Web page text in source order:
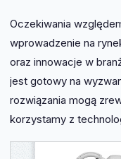
Oczekiwania
wprowadzenie na
oraz innowacje w
jest gotowy na
rozwiązania mogą
korzystamy z